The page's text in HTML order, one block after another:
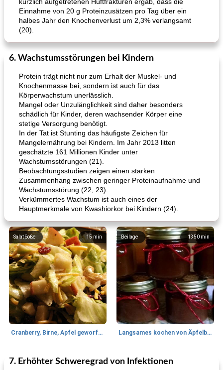
Einnahme von 20 g Proteinzusätzen pro Tag über ein
halbes Jahr den Knochenverlust um 2,3% verlangsamt
(20).
6. Wachstumsstörungen bei Kindern
Protein trägt nicht nur zum Erhalt der Muskel- und
Knochenmasse bei, sondern ist auch für das
Körperwachstum unerlässlich.
Mangel oder Unzulänglichkeit sind daher besonders
schädlich für Kinder, deren wachsender Körper eine
stetige Versorgung benötigt.
In der Tat ist Stunting das häufigste Zeichen für
Mangelernährung bei Kindern. Im Jahr 2013 litten
geschätzte 161 Millionen Kinder unter
Wachstumsstörungen (21).
Beobachtungsstudien zeigen einen starken
Zusammenhang zwischen geringer Proteinaufnahme und
Wachstumsstörung (22, 23).
Verkümmertes Wachstum ist auch eines der
Hauptmerkmale von Kwashiorkor bei Kindern (24).
15min
Salat Soße
Cranberry, Birne, Apfel geworfener Salat
1350 min
Beilage
Langsames kochen von Äpfelbutter
35min
Lamm Mittagessen / Snacks
7. Erhöhter Schweregrad von Infektionen